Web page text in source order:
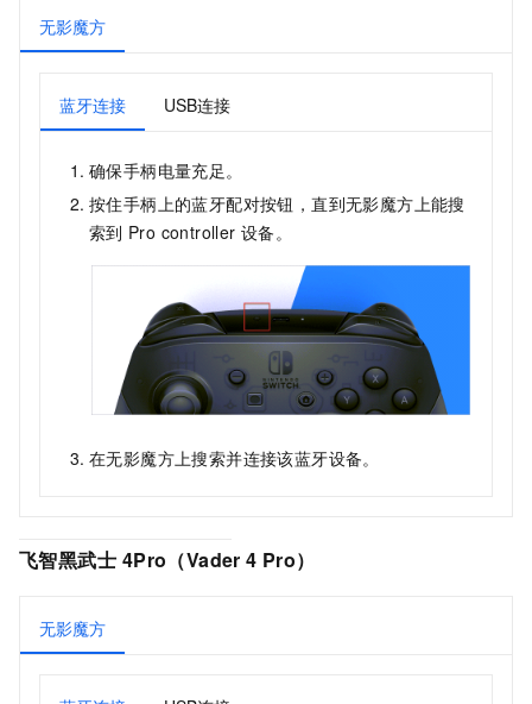
无影魔方
蓝牙连接 USB连接
确保手柄电量充足。
按住手柄上的蓝牙配对按钮，直到无影魔方 上能搜
索到 Pro controller 设备。
在无影魔方上搜索并连接该蓝牙设备。
飞智黑武士 4Pro（Vader 4 Pro）
无影魔方